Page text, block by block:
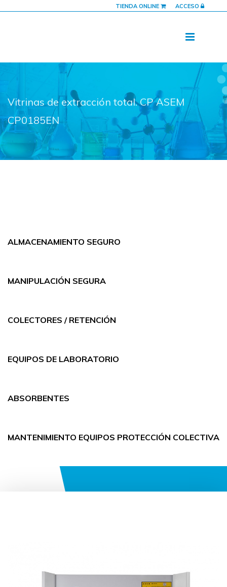
TIENDA ONLINE ACCESO
Vitrinas de extracción total. CP ASEM
CP0185EN
ALMACENAMIENTO SEGURO
MANIPULACIÓN SEGURA
COLECTORES / RETENCIÓN
EQUIPOS DE LABORATORIO
ABSORBENTES
MANTENIMIENTO EQUIPOS PROTECCIÓN COLECTIVA